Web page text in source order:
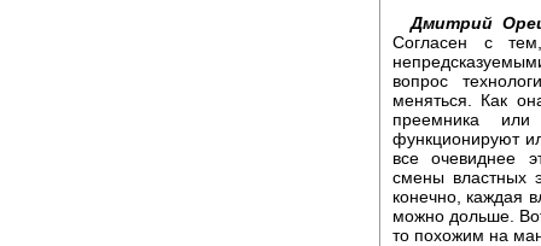
Дмитрий
Согласен с
вопрос
меняться. Как
преемника
функционируют
все очевиднее
смены властных
конечно, каждая
можно дольше.
то похожим на